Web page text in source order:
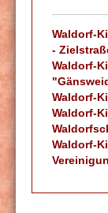
Waldorf-
-
Waldorf-
Waldorf-
Waldorf-
Waldorf-